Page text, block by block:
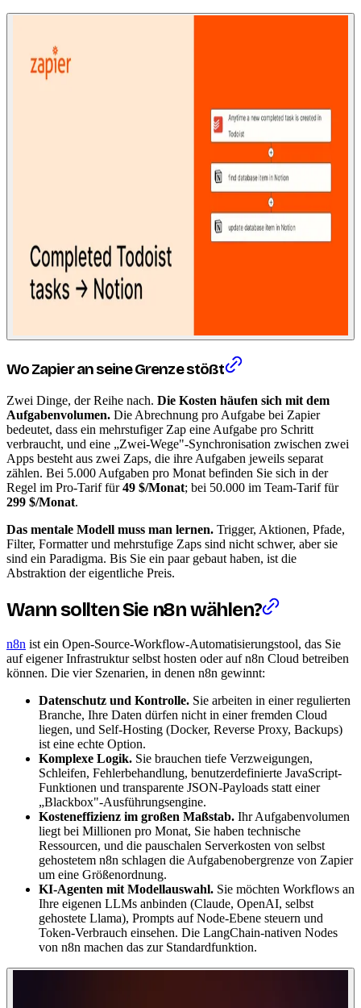
Wo Zapier an seine Grenze stößt
Zwei Dinge, der Reihe nach. Die Kosten häufen sich mit dem
Aufgabenvolumen. Die Abrechnung pro Aufgabe bei Zapier
bedeutet, dass ein mehrstufiger Zap eine Aufgabe pro Schritt
verbraucht, und eine „Zwei-Wege"-Synchronisation zwischen zwei
Apps besteht aus zwei Zaps, die ihre Aufgaben jeweils separat
zählen. Bei 5.000 Aufgaben pro Monat befinden Sie sich in der
Regel im Pro-Tarif für49 $/Monat; bei 50.000 im Team-Tarif für
299 $/Monat.
Das mentale Modell muss man lernen. Trigger, Aktionen, Pfade,
Filter, Formatter und mehrstufige Zaps sind nicht schwer, aber sie
sind ein Paradigma. Bis Sie ein paar gebaut haben, ist die
Abstraktion der eigentliche Preis.
Wann sollten Sie n8n wählen?
n8n ist ein Open-Source-Workflow-Automatisierungstool, das Sie
auf eigener Infrastruktur selbst hosten oder auf n8n Cloud betreiben
können. Die vier Szenarien, in denen n8n gewinnt:
Datenschutz und Kontrolle. Sie arbeiten in einer regulierten
Branche, Ihre Daten dürfen nicht in einer fremden Cloud
liegen, und Self-Hosting (Docker, Reverse Proxy, Backups)
ist eine echte Option.
Komplexe Logik. Sie brauchen tiefe Verzweigungen,
Schleifen, Fehlerbehandlung, benutzerdefinierte JavaScript-
Funktionen und transparente JSON-Payloads statt einer
„Blackbox"-Ausführungsengine.
Kosteneffizienz im großen Maßstab. Ihr Aufgabenvolumen
liegt bei Millionen pro Monat, Sie haben technische
Ressourcen, und die pauschalen Serverkosten von selbst
gehostetem n8n schlagen die Aufgabenobergrenze von Zapier
um eine Größenordnung.
KI-Agenten mit Modellauswahl. Sie möchten Workflows an
Ihre eigenen LLMs anbinden (Claude, OpenAI, selbst
gehostete Llama), Prompts auf Node-Ebene steuern und
Token-Verbrauch einsehen. Die LangChain-nativen Nodes
von n8n machen das zur Standardfunktion.